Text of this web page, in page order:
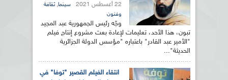
22 أغسطس 2021 سينما,ثقافة
وفنون
وجّه رئيس الجمهورية عبد المجيد
تبون، هذا الأحد، تعليمات لإعادة بعث مشروع إنتاج فيلم
"الأمير عبد القادر" باعتباره "مؤسس الدولة الجزائرية
الحديثة"...
انتقاء الفيلم القصير "توفا" في